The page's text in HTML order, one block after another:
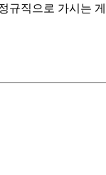
규직으로 가시는